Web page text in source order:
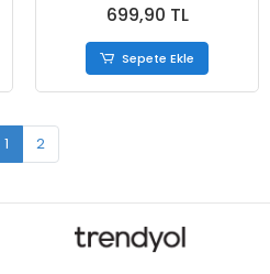
699,90 TL
Sepete Ekle
1 2